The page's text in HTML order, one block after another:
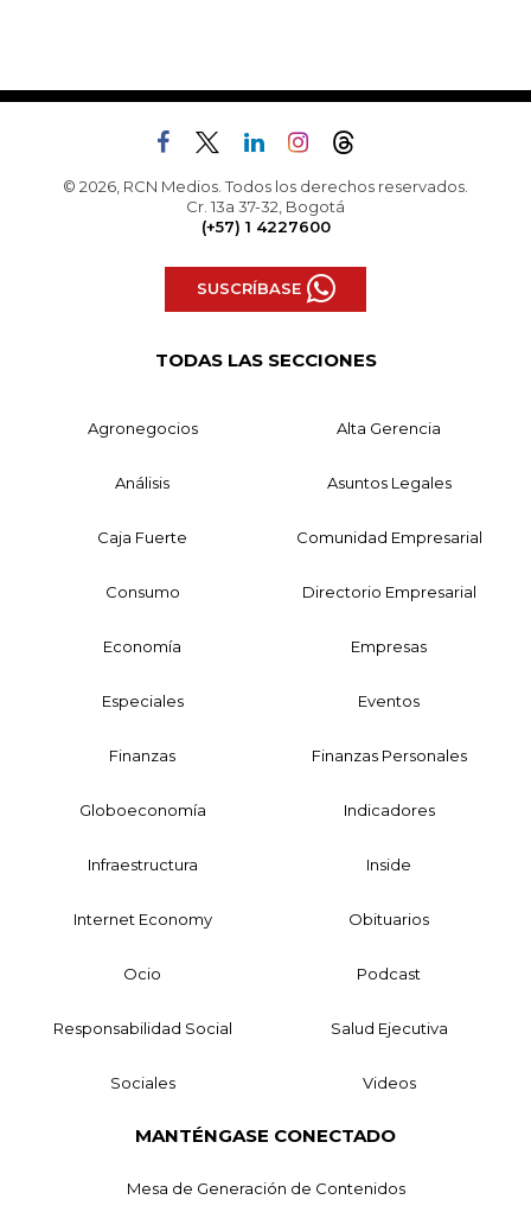
© 2026, RCN Medios. Todos los derechos reservados.
Cr. 13a 37-32, Bogotá
(+57) 1 4227600
SUSCRÍBASE
TODAS LAS SECCIONES
Agronegocios Alta Gerencia
Análisis Asuntos Legales
Caja Fuerte Comunidad Empresarial
Consumo Directorio Empresarial
Economía Empresas
Especiales Eventos
Finanzas Finanzas Personales
Globoeconomía Indicadores
Infraestructura Inside
Internet Economy Obituarios
Ocio Podcast
Responsabilidad Social Salud Ejecutiva
Sociales Videos
MANTÉNGASE CONECTADO
Mesa de Generación de Contenidos